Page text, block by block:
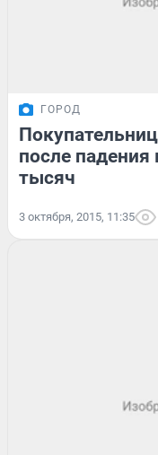
ГОРОД
после падения
тысяч
3 октября, 2015, 11:35